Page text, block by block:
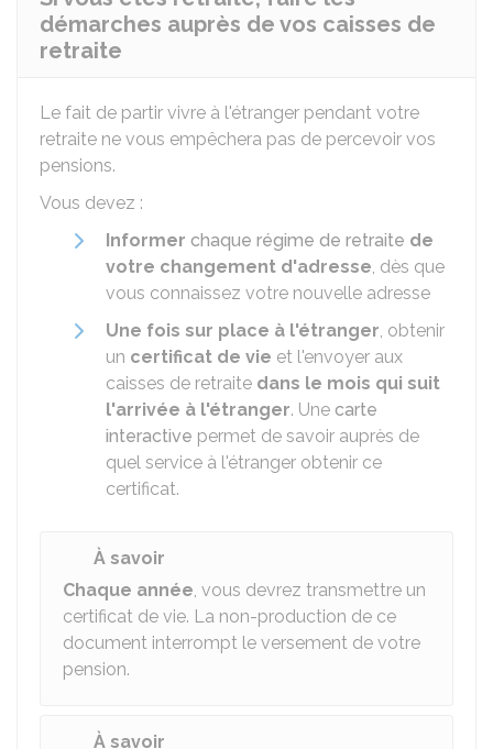
démarches auprès de vos caisses de
retraite
Le fait de partir vivre à l'étranger pendant votre
retraite ne vous empêchera pas de percevoir vos
pensions.
Vous devez :
Informer chaque régime de retraite de
votre changement d'adresse, dès que
vous connaissez votre nouvelle adresse
Une fois sur place à l'étranger, obtenir
un certificat de vie et l'envoyer aux
caisses de retraite dans le mois qui suit
l'arrivée à l'étranger. Une carte
interactive permet de savoir auprès de
quel service à l'étranger obtenir ce
certificat.
À savoir
Chaque année, vous devrez transmettre un
certificat de vie. La non-production de ce
document interrompt le versement de votre
pension.
À savoir